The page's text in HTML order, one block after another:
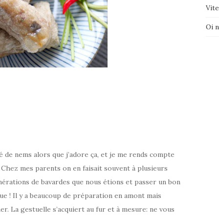
de nems alors que j’adore ça, et je me rends compte
mes parents on en faisait souvent à plusieurs
de bavardes que nous étions et passer un bon
! Il y a beaucoup de préparation en amont mais
La gestuelle s’acquiert au fur et à mesure: ne vous
Oi